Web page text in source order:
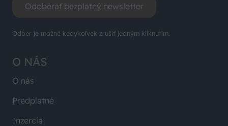
O NÁS
O nás
Predplatné
Inzercia
Odoberať bezplatný newsletter
Odber je možné kedykoľvek zrušiť jedným kliknutím.